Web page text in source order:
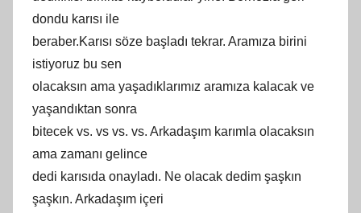
dondu karısı ile
beraber.Karısı söze başladı tekrar. Aramıza birini
istiyoruz bu sen
olacaksın ama yaşadıklarımız aramıza kalacak ve
yaşandıktan sonra
bitecek vs. vs vs. vs. Arkadaşım karımla olacaksın
ama zamanı gelince
dedi karısıda onayladı. Ne olacak dedim şaşkın
şaşkın. Arkadaşım içeri